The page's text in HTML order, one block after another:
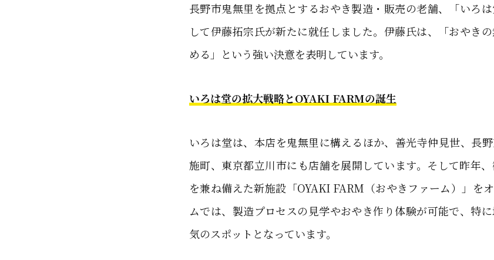
長野市鬼無里を拠点とするおやき製造・販売の老舗、「いろ
して伊藤拓宗氏が新たに就任しました。伊藤氏は、「おやき
める」という強い決意を表明しています。
いろは堂の拡大戦略とOYAKI FARMの誕生
いろは堂は、本店を鬼無里に構えるほか、善光寺仲見世、長
施町、東京都立川市にも店舗を展開しています。そして昨年
を兼ね備えた新施設「OYAKI FARM（おやきファーム）」を
ムでは、製造プロセスの見学やおやき作り体験が可能で、特
気のスポットとなっています。